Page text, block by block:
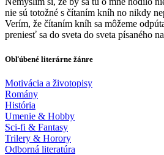
nie sú totožné s čítaním kníh no nikdy
Verím, že čítaním kníh sa môžeme
preniesť sa do sveta do sveta písaného
Obľúbené literárne žánre
Motivácia a životopisy
Romány
História
Umenie & Hobby
Sci-fi & Fantasy
Trilery & Horory
Odborná literatúra